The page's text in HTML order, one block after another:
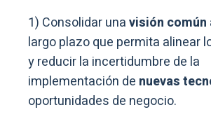
1) Consolidar unavisión común
largo plazo que permita alinear
y reducir la incertidumbre de la
implementación de nuevas
oportunidades de negocio.